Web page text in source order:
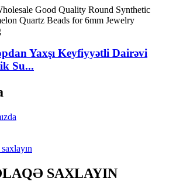
Yaxşı Keyfiyyətli Dairəvi
Su...
SAXLAYIN